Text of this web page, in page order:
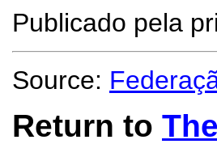
Publicado pela
Source:
Return to